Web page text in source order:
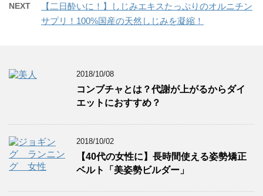
NEXT
【二日酔いに！】しじみエキスたっぷりのオルニチン
サプリ！100%国産の天然しじみを凝縮！
2018/10/08
コンブチャとは？代謝が上がるからダイ
エットにおすすめ？
2018/10/02
【40代の女性に】長時間使える姿勢矯正
ベルト「美姿勢ビルダー」